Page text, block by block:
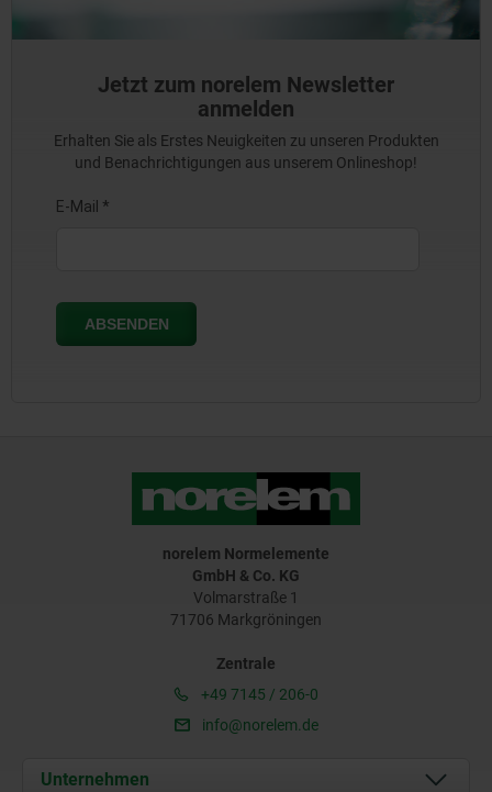
Jetzt zum norelem Newsletter
anmelden
Erhalten Sie als Erstes Neuigkeiten zu unseren Produkten
und Benachrichtigungen aus unserem Onlineshop!
norelem Normelemente
GmbH & Co. KG
Volmarstraße 1
71706 Markgröningen
Zentrale
+49 7145 / 206-0
info@norelem.de
Unternehmen